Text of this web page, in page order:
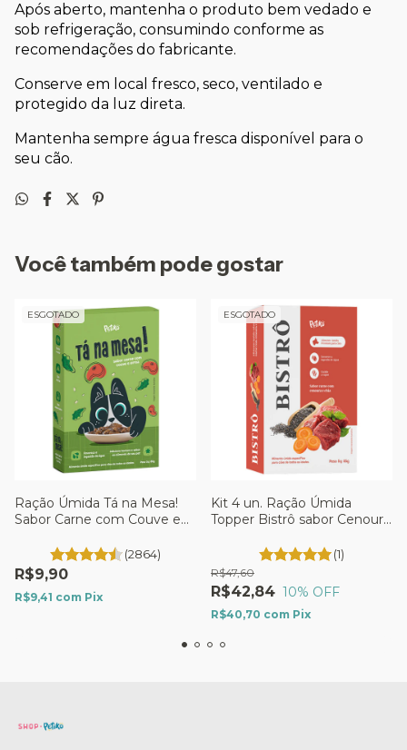
Após aberto, mantenha o produto bem vedado e
sob refrigeração, consumindo conforme as
recomendações do fabricante.
Conserve em local fresco, seco, ventilado e
protegido da luz direta.
Mantenha sempre água fresca disponível para o
seu cão.
Você também pode gostar
ESGOTADO
Ração Úmida Tá na Mesa!
Sabor Carne com Couve e
(2864)
R$9,90
R$9,41 com Pix
ESGOTADO
Kit 4 un. Ração Úmida
Topper Bistrô sabor Cenoura
(1)
R$42,84
R$47,60
10% OFF
R$40,70 com Pix